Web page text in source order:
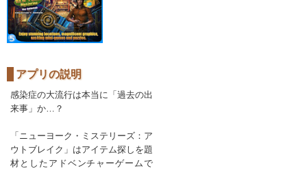
アプリの説明
感染症の大流行は本当に「過去の出
来事」か…？
「ニューヨーク・ミステリーズ：ア
ウトブレイク」はアイテム探しを題
材としたアドベンチャーゲームで